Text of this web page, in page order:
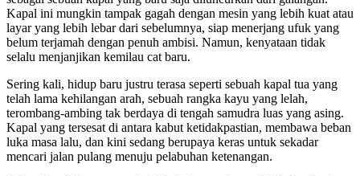
Kapal ini mungkin tampak gagah dengan mesin yang lebih kuat atau
layar yang lebih lebar dari sebelumnya, siap menerjang ufuk yang
belum terjamah dengan penuh ambisi. Namun, kenyataan tidak
selalu menjanjikan kemilau cat baru.
Sering kali, hidup baru justru terasa seperti sebuah kapal tua yang
telah lama kehilangan arah, sebuah rangka kayu yang lelah,
terombang-ambing tak berdaya di tengah samudra luas yang asing.
Kapal yang tersesat di antara kabut ketidakpastian, membawa beban
luka masa lalu, dan kini sedang berupaya keras untuk sekadar
mencari jalan pulang menuju pelabuhan ketenangan.